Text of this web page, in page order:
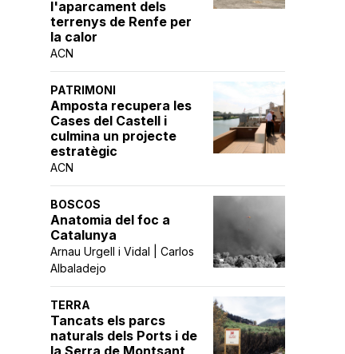
l'aparcament dels
terrenys de Renfe per
la calor
ACN
PATRIMONI
Amposta recupera les
Cases del Castell i
culmina un projecte
estratègic
ACN
BOSCOS
Anatomia del foc a
Catalunya
Arnau Urgell i Vidal | Carlos
Albaladejo
TERRA
Tancats els parcs
naturals dels Ports i de
la Serra de Montsant